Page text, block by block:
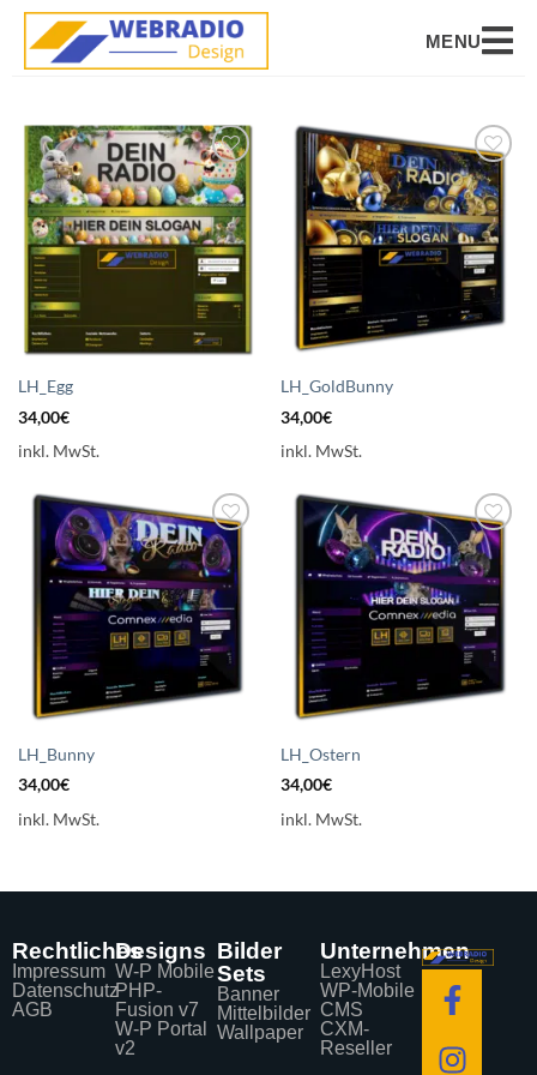
MENU
Auf die
Wunschliste
setzen
LH_Egg
34,00€
inkl. MwSt.
Auf die
Wunschliste
setzen
LH_GoldBunny
34,00€
inkl. MwSt.
Auf die
Wunschliste
setzen
LH_Bunny
34,00€
inkl. MwSt.
Auf die
Wunschliste
setzen
LH_Ostern
34,00€
inkl. MwSt.
Rechtliches
Impressum
Datenschutz
AGB
Designs
W-P Mobile
PHP-
Fusion v7
W-P Portal
v2
Bilder
Sets
Banner
Mittelbilder
Wallpaper
Unternehmen
LexyHost
WP-Mobile
CMS
CXM-
Reseller